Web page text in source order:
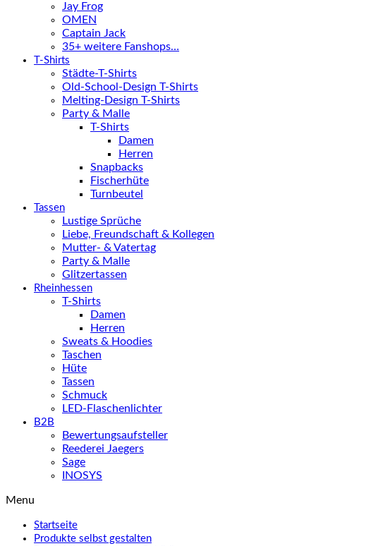
Jay Frog
OMEN
Captain Jack
35+ weitere Fanshops…
T-Shirts
Städte-T-Shirts
Old-School-Design T-Shirts
Melting-Design T-Shirts
Party & Malle
T-Shirts
Damen
Herren
Snapbacks
Fischerhüte
Turnbeutel
Tassen
Lustige Sprüche
Liebe, Freundschaft & Kollegen
Mutter- & Vatertag
Party & Malle
Glitzertassen
Rheinhessen
T-Shirts
Damen
Herren
Sweats & Hoodies
Taschen
Hüte
Tassen
Schmuck
LED-Flaschenlichter
B2B
Bewertungsaufsteller
Reederei Jaegers
Sage
INOSYS
Menu
Startseite
Produkte selbst gestalten